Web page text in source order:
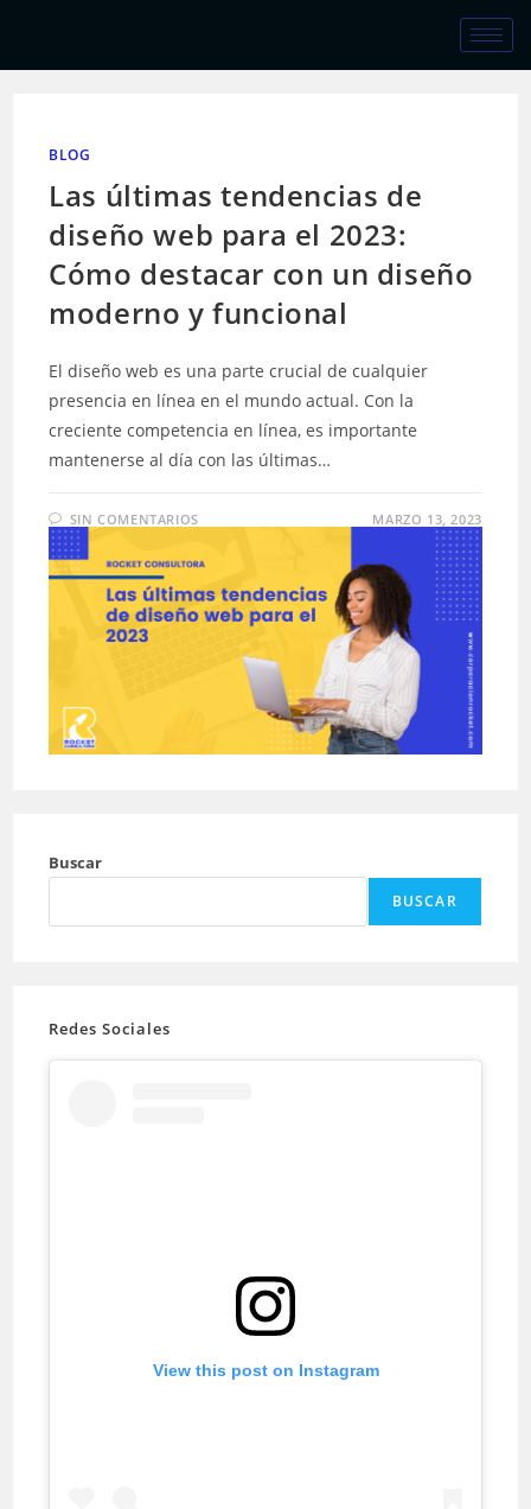
BLOG
Las últimas tendencias de
diseño web para el 2023:
Cómo destacar con un diseño
moderno y funcional
El diseño web es una parte crucial de cualquier
presencia en línea en el mundo actual. Con la
creciente competencia en línea, es importante
mantenerse al día con las últimas…
SIN COMENTARIOS MARZO 13, 2023
Buscar
BUSCAR
Redes Sociales
View this post on Instagram